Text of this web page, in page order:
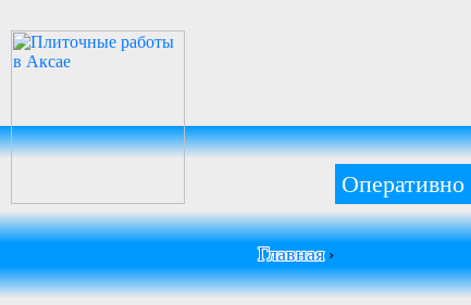
Оперативно
Главная›